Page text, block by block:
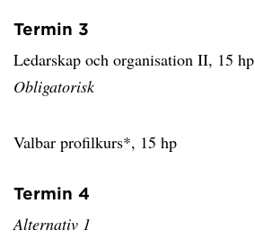
Termin 3
Ledarskap och organisation II, 15 hp
Obligatorisk
Valbar profilkurs*, 15 hp
Termin 4
Alternativ 1